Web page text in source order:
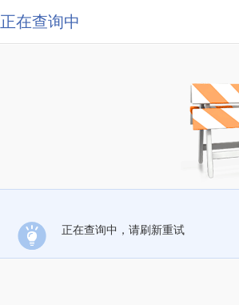
正在查询中
正在查询中，请刷新重试